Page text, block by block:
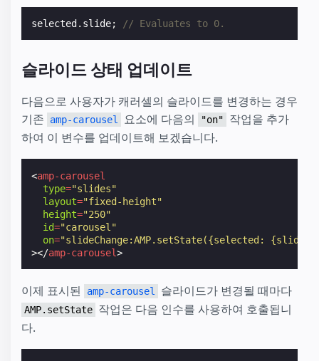
selected . slide; // Evaluates to 0.
슬라이드 상태 업데이트
다음으로 사용자가 캐러셀의 슬라이드를 변경하는 경우
기존
amp-carousel 요소에 다음의 "on"
작업을 추가
하여 이 변수를 업데이트해 보겠습니다.
<amp-carousel
type="slides"
layout="fixed-height"
height="250"
id="carousel"
on="slideChange:AMP.setState({selected:
></amp-carousel>
이제 표시된 amp-carousel 슬라이드가 변경될 때마다
AMP.setState 작업은 다음 인수를 사용하여 호출됩니
다.